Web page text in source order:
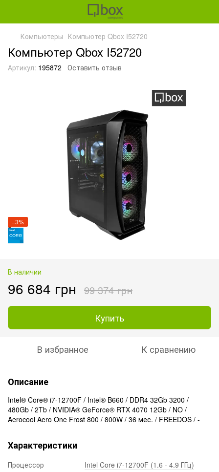
Компьютеры Компьютер Qbox I52720
Компьютер Qbox I52720
Артикул: 195872 Оставить отзыв
−3%
В наличии
96 684 грн 99 374 грн
Купить
В избранное К сравнению
Описание
Intel® Core® i7-12700F / Intel® B660 / DDR4 32Gb 3200 /
480Gb / 2Tb / NVIDIA® GeForce® RTX 4070 12Gb / NO /
Aerocool Aero One Frost 800 / 800W / 36 мес. / FREEDOS / -
Характеристики
Процессор
Intel Core i7-12700F (1.6 - 4.9 ГГц)